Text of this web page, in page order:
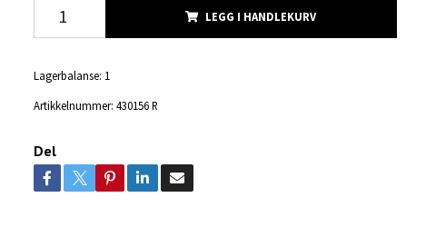
LEGG I HANDLEKURV
Lagerbalanse: 1
Artikkelnummer: 430156 R
Del